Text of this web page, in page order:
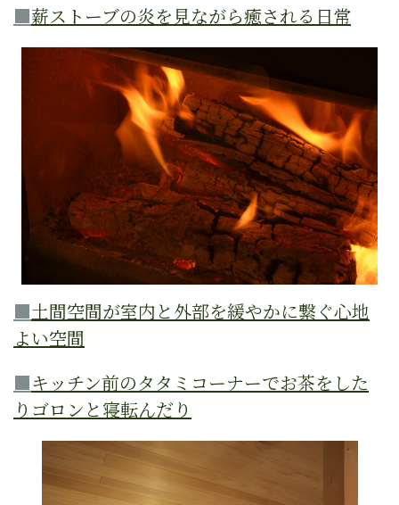
■薪ストーブの炎を見ながら癒される日常
■土間空間が室内と外部を緩やかに繋ぐ心地
よい空間
■キッチン前のタタミコーナーでお茶をした
りゴロンと寝転んだり